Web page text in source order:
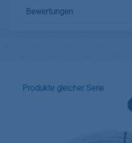
Bewertungen
Produktgalerie überspringen
Produkte gleicher Serie